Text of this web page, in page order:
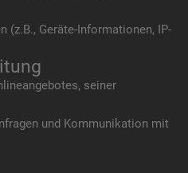
(z.B., Geräte-Informationen, IP-
seiner
und Kommunikation mit